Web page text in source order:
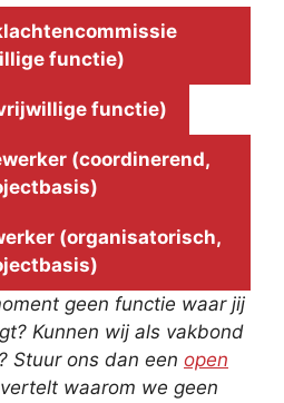
functie)
functie)
(coordinerend,
(organisatorisch,
geen functie waar jij
Kunnen wij als vakbond
Stuur ons dan een open
waarom we geen